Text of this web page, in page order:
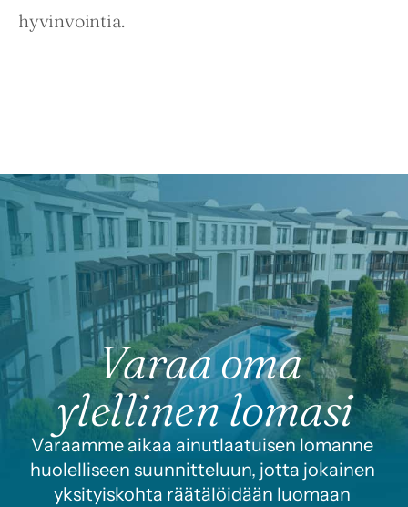
hyvinvointia.
Varaa oma
ylellinen lomasi
Varaamme aikaa ainutlaatuisen lomanne
huolelliseen suunnitteluun, jotta jokainen
yksityiskohta räätälöidään luomaan